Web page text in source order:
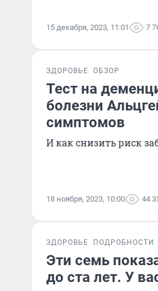
15 декабря, 2023, 11:01 7
ЗДОРОВЬЕ ОБЗОР
Тест на
болезни
симптомов
И как снизить риск
18 ноября, 2023, 10:00 44
ЗДОРОВЬЕ ПОДРОБНОСТИ
Эти семь
до ста лет. У